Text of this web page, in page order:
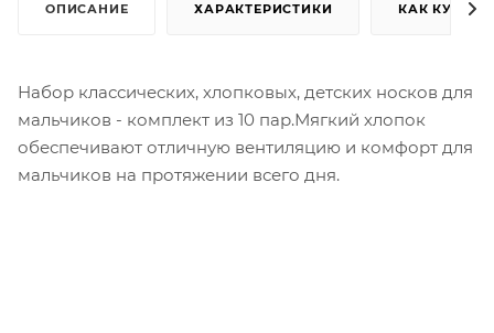
ОПИСАНИЕ ХАРАКТЕРИСТИКИ КАК КУПИТЬ
Набор классических, хлопковых, детских носков для
мальчиков - комплект из 10 пар.Мягкий хлопок
обеспечивают отличную вентиляцию и комфорт для
мальчиков на протяжении всего дня.